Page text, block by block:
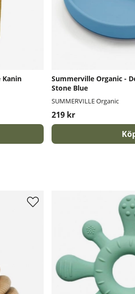
Kanin
Summerville Organic -
Stone Blue
SUMMERVILLE Organic
219 kr